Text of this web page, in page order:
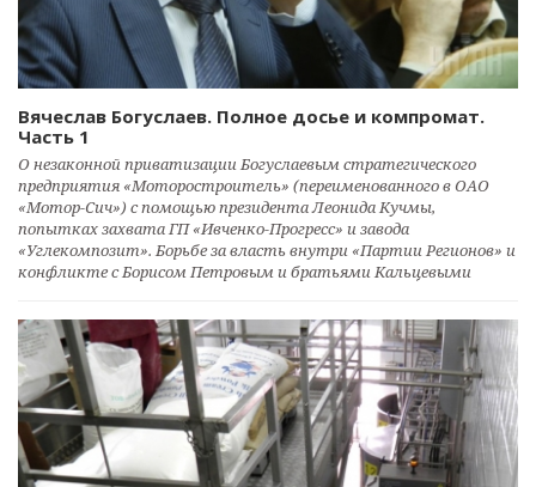
Вячеслав Богуслаев. Полное досье и компромат.
Часть 1
О незаконной приватизации Богуслаевым стратегического
предприятия «Моторостроитель» (переименованного в ОАО
«Мотор-Сич») с помощью президента Леонида Кучмы,
попытках захвата ГП «Ивченко-Прогресс» и завода
«Углекомпозит». Борьбе за власть внутри «Партии Регионов» и
конфликте с Борисом Петровым и братьями Кальцевыми